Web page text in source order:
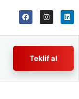
Teklif al